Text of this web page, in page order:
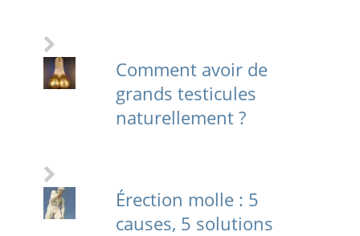
Comment avoir de
grands testicules
naturellement ?
Érection molle : 5
causes, 5 solutions